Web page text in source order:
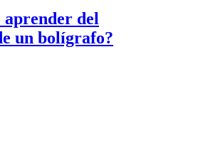
aprender del
un bolígrafo?